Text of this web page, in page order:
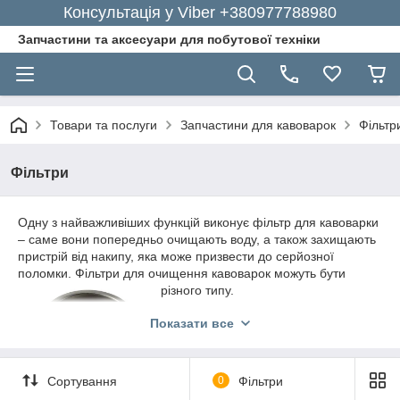
Консультація у Viber +380977788980
Запчастини та аксесуари для побутової техніки
Товари та послуги Запчастини для кавоварок
Фільтри
Одну з найважливіших функцій виконує фільтр для кавоварки
– саме вони попередньо очищають воду, а також захищають
пристрій від накипу, яка може призвести до серйозної
поломки. Фільтри для очищення кавоварок можуть бути
різного типу.
в контейнерах для води, інші – у
зроблений фільтр для очищення,
Показати все
Сортування 0 Фільтри